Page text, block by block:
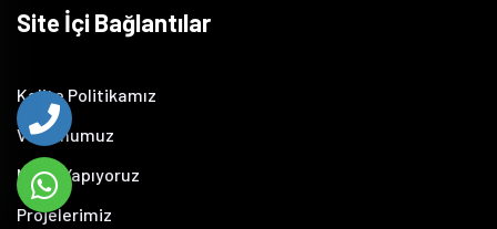
Site İçi Bağlantılar
Kalite Politikamız
Vizyonumuz
Neler Yapıyoruz
Projelerimiz